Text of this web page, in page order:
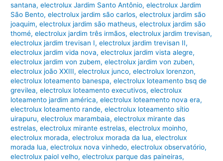
santana,electrolux Jardim Santo Antônio,electrolux Jardim
São Bento,electrolux jardim são carlos,electrolux jardim são
joaquim,electrolux jardim são matheus,electrolux jardim são
thomé,electrolux jardim três irmãos,electrolux jardim trevisan,
electrolux jardim trevisan I,electrolux jardim trevisan II,
electrolux jardim vida nova,electrolux jardim vista alegre,
electrolux jardim von zubem,electrolux jardim von zuben,
electrolux joão XXIII,electrolux junco,electrolux lorenzon,
electrolux loteamento banespa,electrolux loteamento bsq de
grevilea,electrolux loteamento executivos,electrolux
loteamento jardim américa,electrolux loteamento nova era,
electrolux loteamento rande,electrolux loteamento sítio
uirapuru,electrolux marambaia,electrolux mirante das
estrelas,electrolux mirante estrelas,electrolux moinho,
electrolux morada,electrolux morada da lua,electrolux
morada lua,electrolux nova vinhedo,electrolux observatório,
electrolux paiol velho,electrolux parque das paineiras,